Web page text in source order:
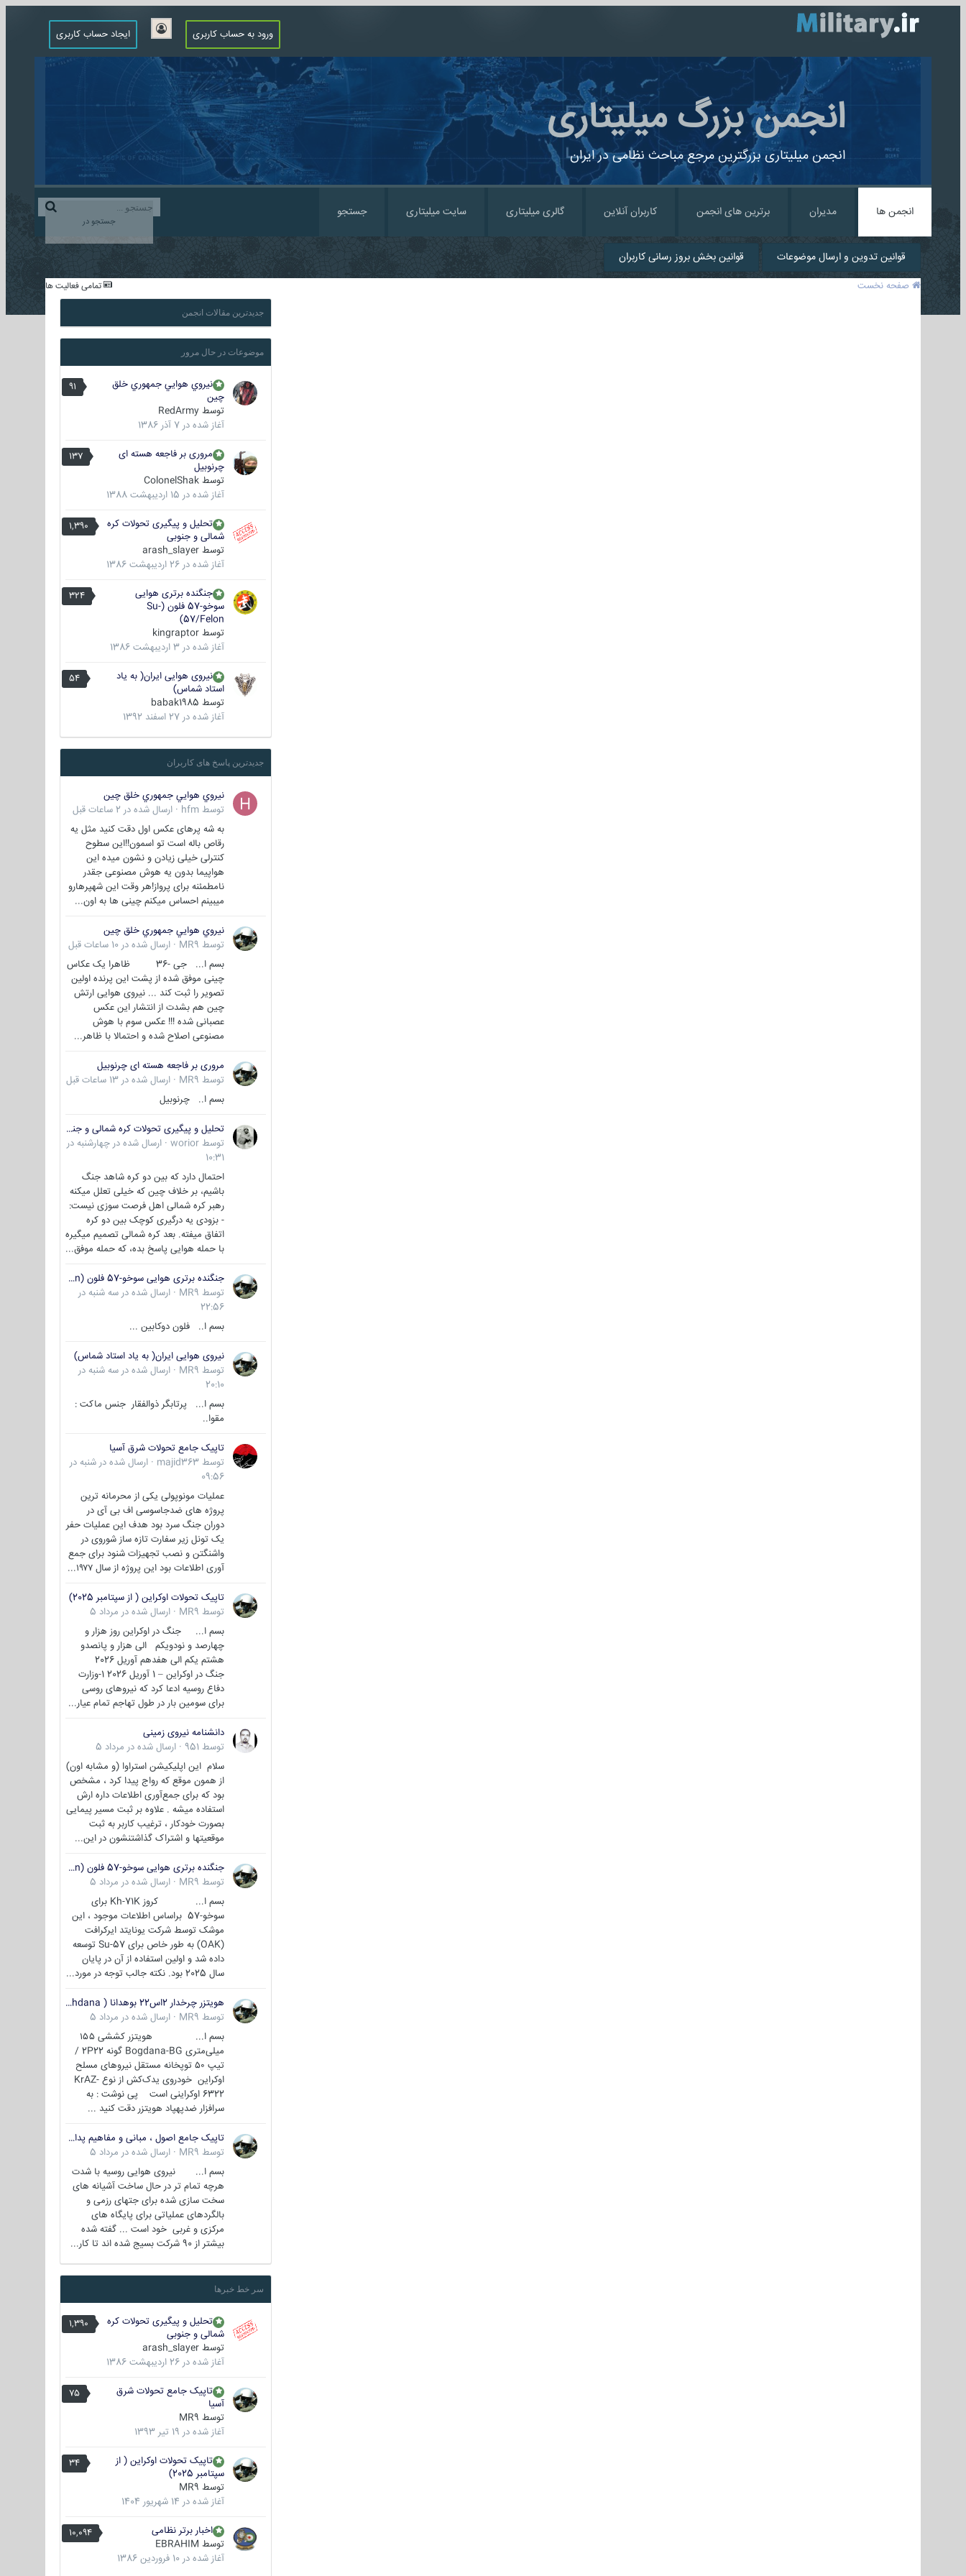
ورود به حساب کاربری ایجاد حساب کاربری
انجمن بزرگ میلیتاری
انجمن میلیتاری بزرگترین مرجع مباحث نظامی در ایران
جستجو در
انجمن ها مدیران برترین های انجمن کاربران آنلاین گالری میلیتاری سایت میلیتاری جستجو
قوانین تدوین و ارسال موضوعات قوانین بخش بروز رسانی کاربران
تمامی فعالیت ها صفحه نخست
جدیدترین مقالات انجمن
موضوعات در حال مرور
91
نيروي هوايي جمهوري خلق
چين
توسط RedArmy
آغاز شده در 7 آذر 1386
137
مروری بر فاجعه هسته ای
چرنوبیل
توسط ColonelShak
آغاز شده در 15 اردیبهشت 1388
1,390
تحلیل و پیگیری تحولات کره
شمالی و جنوبی
توسط arash_slayer
آغاز شده در 26 اردیبهشت 1386
324
جنگنده برتری هوایی
سوخو-57 فلون (Su-
57/Felon)
توسط kingraptor
آغاز شده در 3 اردیبهشت 1386
54
نیروی هوایی ایران( به یاد
استاد شماس)
توسط babak1985
آغاز شده در 27 اسفند 1392
جدیدترین پاسخ های کاربران
نيروي هوايي جمهوري خلق چين
توسط hfm
· ارسال شده در 2 ساعات قبل
به شه پرهای عکس اول دقت کنید مثل یه
رقاص باله است تو اسمون!!این سطوح
کنترلی خیلی زیادن و نشون میده این
هواپیما بدون یه هوش مصنوعی جقدر
نامطمئنه برای پرواز!هر وقت این شهپرهارو
میبینم احساس میکنم چینی ها به اون...
نيروي هوايي جمهوري خلق چين
توسط MR9
· ارسال شده در 10 ساعات قبل
بسم ا... جی -36 ظاهرا یک عکاس
چینی موفق شده از پشت این پرنده اولین
تصویر را ثبت کند ... نیروی هوایی ارتش
چین هم بشدت از انتشار این عکس
عصبانی شده !!! عکس سوم با هوش
مصنوعی اصلاح شده و احتمالا با ظاهر...
مروری بر فاجعه هسته ای چرنوبیل
توسط MR9
· ارسال شده در 13 ساعات قبل
بسم ا.. چرنوبیل
تحلیل و پیگیری تحولات کره شمالی و جنوبی
توسط worior
· ارسال شده در چهارشنبه در
10:31
احتمال دارد که بین دو کره شاهد جنگ
باشیم، بر خلاف چین که خیلی تعلل میکنه
رهبر کره شمالی اهل فرصت سوزی نیست:
- بزودی یه درگیری کوچک بین دو کره
اتفاق میفته. بعد کره شمالی تصمیم میگیره
با حمله هوایی پاسخ بده، که حمله موفق...
جنگنده برتری هوایی سوخو-57 فلون (Su-57/Felon)
توسط MR9
· ارسال شده در سه شنبه در
22:56
بسم ا.. فلون دوکابین ...
نیروی هوایی ایران( به یاد استاد شماس)
توسط MR9
· ارسال شده در سه شنبه در
20:10
بسم ا... پرتابگر ذوالفقار جنس ماکت :
مقوا..
تاپیک جامع تحولات شرق آسیا
توسط majid363
· ارسال شده در شنبه در
09:56
عملیات مونوپولی یکی از محرمانه ترین
پروژه های ضدجاسوسی اف بی آی در
دوران جنگ سرد بود هدف این عملیات حفر
یک تونل زیر سفارت تازه ساز شوروی در
واشنگتن و نصب تجهیزات شنود برای جمع
آوری اطلاعات بود این پروژه از سال ۱۹۷۷...
تاپیک تحولات اوکراین ( از سپتامبر 2025)
توسط MR9
· ارسال شده در مرداد 5
بسم ا... جنگ در اوکراین روز هزار و
چهارصد و نودویکم الی هزار و پانصدو
هشتم یکم الی هفدهم آوریل 2026
جنگ در اوکراین – 1 آوریل 2026 1-وزارت
دفاع روسیه ادعا کرد که نیروهای روسی
برای سومین بار در طول تهاجم تمام عیار...
دانشنامه نیروی زمینی
توسط 951
· ارسال شده در مرداد 5
سلام این اپلیکیشن استراوا (و مشابه اون)
از همون موقع که رواج پیدا کرد ، مشخص
بود که برای جمع‌آوری اطلاعات داره ارش
استفاده میشه . علاوه بر ثبت مسیر پیمایی
بصورت خودکار ، ترغیب کاربر به ثبت
موقعیتها و اشتراک‌ گذاشتنشون در این...
جنگنده برتری هوایی سوخو-57 فلون (Su-57/Felon)
توسط MR9
· ارسال شده در مرداد 5
بسم ا... کروز Kh-71K برای
سوخو-57 براساس اطلاعات موجود ، این
موشک توسط شرکت یونایتد ایرکرافت
(OAK) به طور خاص برای Su-57 توسعه
داده شد و اولین استفاده از آن در پایان
سال 2025 بود. نکته جالب توجه در مورد...
هویتزر چرخدار 2اس22 بوهدانا ( wheeled howitzer 2S22 Bohdana )
توسط MR9
· ارسال شده در مرداد 5
بسم ا... هویتزر کششی ۱۵۵
میلی‌متری Bogdana-BG گونه 2P22 /
تیپ ۵۰ توپخانه مستقل نیروهای مسلح
اوکراین خودروی یدک‌کش از نوع KrAZ-
6322 اوکراینی است پی نوشت : به
سرافزار ضدپهپاد هویتزر دقت کنید ...
تاپیک جامع اصول ، مبانی و مفاهیم پدافند غیر عامل
توسط MR9
· ارسال شده در مرداد 5
بسم ا... نیروی هوایی روسیه با شدت
هرچه تمام تر در حال ساخت آشیانه های
سخت سازی شده برای جتهای رزمی و
بالگردهای عملیاتی برای پایگاه های
مرکزی و غربی خود است ... گفته شده
بیشتر از 90 شرکت بسیج شده اند تا کار...
سر خط خبرها
1,390
تحلیل و پیگیری تحولات کره
شمالی و جنوبی
توسط arash_slayer
آغاز شده در 26 اردیبهشت 1386
75
تاپیک جامع تحولات شرق
آسیا
توسط MR9
آغاز شده در 19 تیر 1393
34
تاپیک تحولات اوکراین ( از
سپتامبر 2025)
توسط MR9
آغاز شده در 14 شهریور 1404
10,094
اخبار برتر نظامی
توسط EBRAHIM
آغاز شده در 10 فروردین 1386